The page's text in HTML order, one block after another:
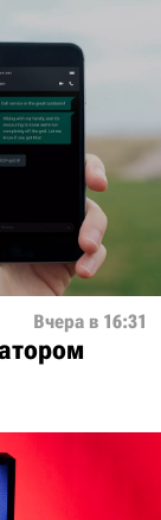
Вчера в 16:31